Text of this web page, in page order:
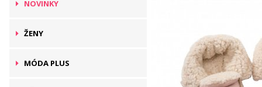
NOVINKY
ŽENY
MÓDA PLUS